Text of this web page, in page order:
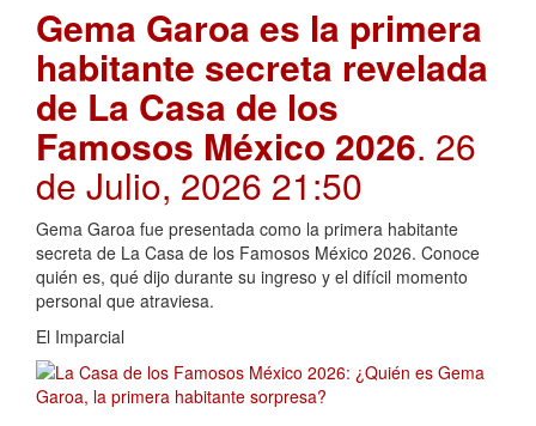
Gema Garoa es la primera
habitante secreta revelada
de La Casa de los
Famosos México 2026. 26
de Julio, 2026 21:50
Gema Garoa fue presentada como la primera habitante
secreta de La Casa de los Famosos México 2026. Conoce
quién es, qué dijo durante su ingreso y el difícil momento
personal que atraviesa.
El Imparcial